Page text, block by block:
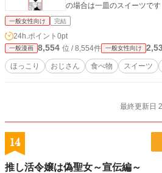
の場合は一皿のスイーツです
一般女性向け 完結
24h.ポイント 0pt
一般漫画 8,554 位 / 8,554件 一般女性向け
ほっこり おじさん 食べ物 スイーツ
最終更新日
14
推し活令嬢は偽聖女～宣伝編～